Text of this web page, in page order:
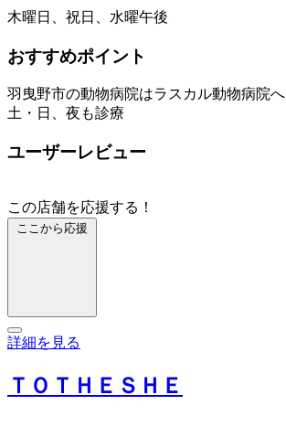
木曜日、祝日、水曜午後
おすすめポイント
羽曳野市の動物病院はラスカル動物病院へ
土・日、夜も診療
ユーザーレビュー
この店舗を応援する！
ここから応援
詳細を見る
ＴＯＴＨＥＳＨＥ